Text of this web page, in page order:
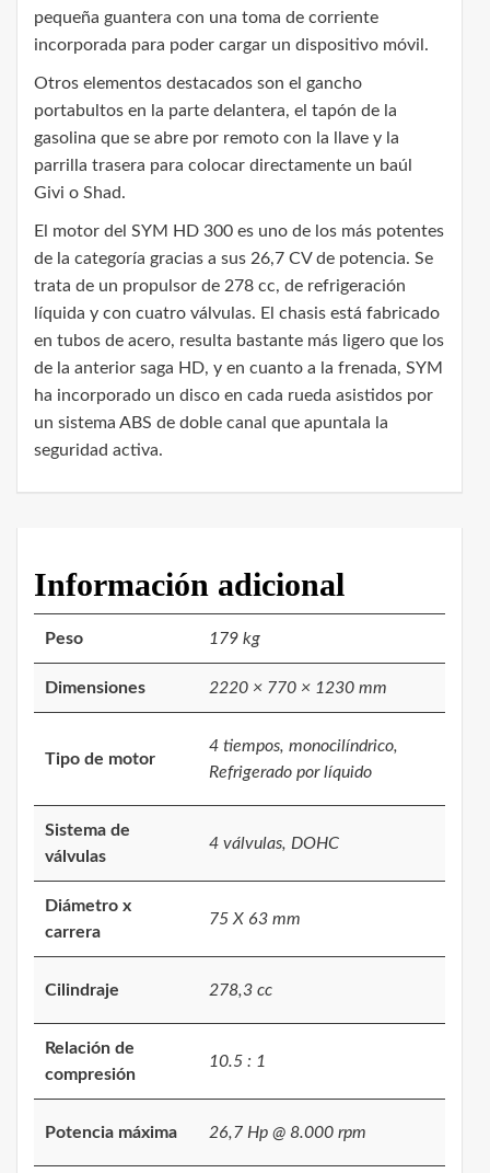
pequeña guantera con una toma de corriente
incorporada para poder cargar un dispositivo móvil.
Otros elementos destacados son el gancho
portabultos en la parte delantera, el tapón de la
gasolina que se abre por remoto con la llave y la
parrilla trasera para colocar directamente un baúl
Givi o Shad.
El motor del SYM HD 300 es uno de los más potentes
de la categoría gracias a sus 26,7 CV de potencia. Se
trata de un propulsor de 278 cc, de refrigeración
líquida y con cuatro válvulas. El chasis está fabricado
en tubos de acero, resulta bastante más ligero que los
de la anterior saga HD, y en cuanto a la frenada, SYM
ha incorporado un disco en cada rueda asistidos por
un sistema ABS de doble canal que apuntala la
seguridad activa.
Información adicional
Peso 179 kg
Dimensiones 2220 × 770 × 1230 mm
Tipo de motor
4 tiempos, monocilíndrico,
Refrigerado por líquido
Sistema de
válvulas
4 válvulas, DOHC
Diámetro x
carrera
75 X 63 mm
Cilindraje 278,3 cc
Relación de
compresión
10.5 : 1
Potencia máxima 26,7 Hp @ 8.000 rpm